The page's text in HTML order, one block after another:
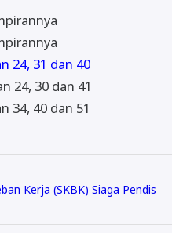
24, 31 dan 40
24, 30 dan 41
34, 40 dan 51
Kerja (SKBK) Siaga Pendis